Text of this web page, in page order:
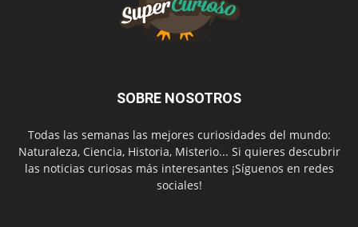
SOBRE NOSOTROS
Todas las semanas las mejores curiosidades del mundo:
Naturaleza, Ciencia, Historia, Misterio... Si quieres descubrir
las noticias curiosas más interesantes ¡Síguenos en redes
sociales!